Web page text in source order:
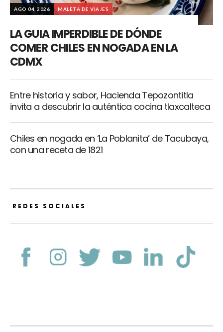
AGO 04, 2026 MALETA DE VIAJES
LA GUIA IMPERDIBLE DE DÓNDE
COMER CHILES EN NOGADA EN LA
CDMX
Entre historia y sabor, Hacienda Tepozontitla
invita a descubrir la auténtica cocina tlaxcalteca
Chiles en nogada en ‘La Poblanita’ de Tacubaya,
con una receta de 1821
REDES SOCIALES